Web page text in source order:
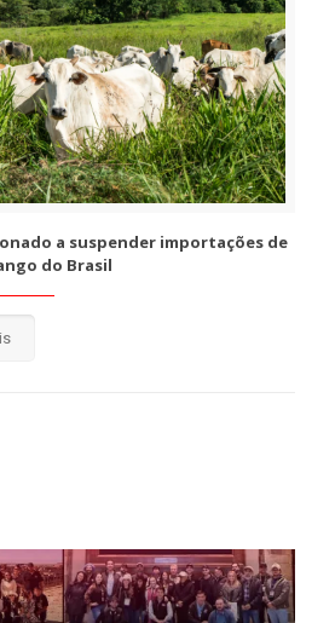
a suspender importações de
do Brasil